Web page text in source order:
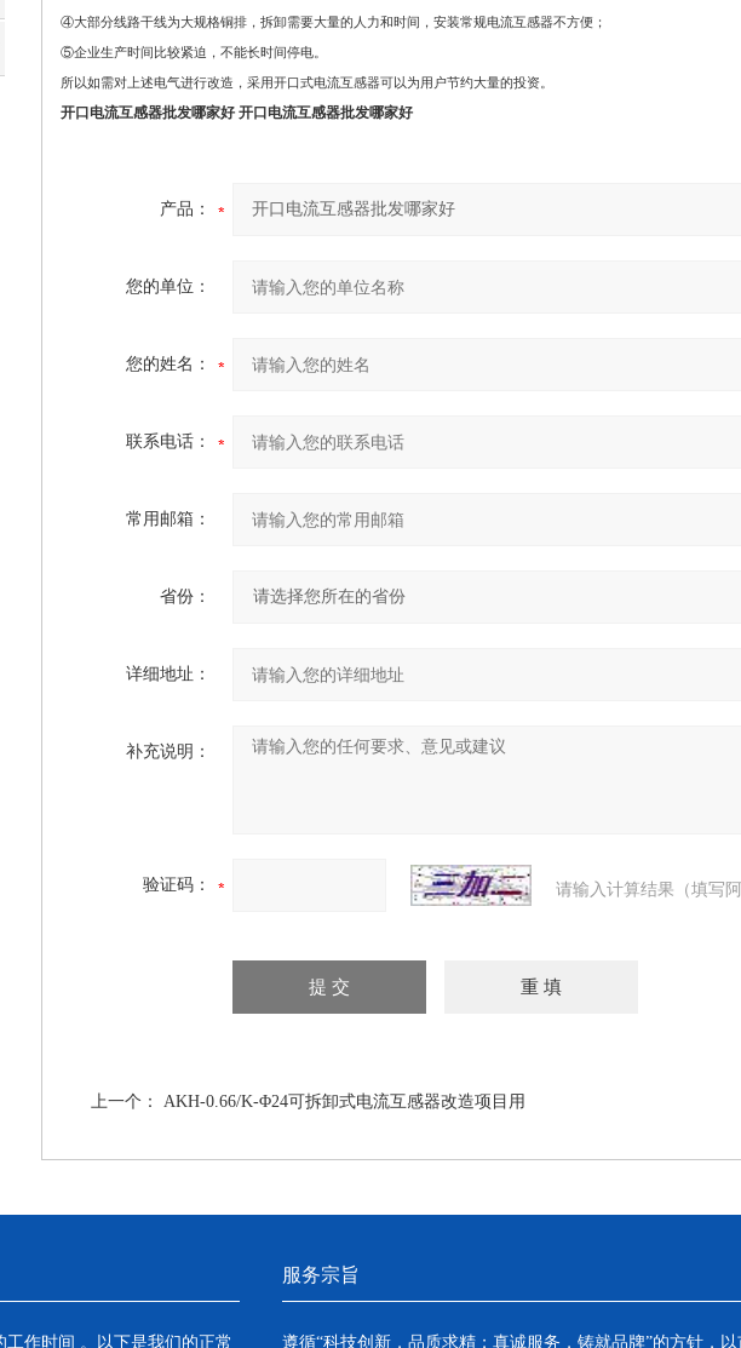
④大部分线路干线为大规格铜排，拆卸需要大量的人力和时间，安装常规电流互感器不方便；
⑤企业生产时间比较紧迫，不能长时间停电。
所以如需对上述电气进行改造，采用开口式电流互感器可以为用户节约大量的投资。
开口电流互感器批发哪家好 开口电流互感器批发哪家好
产品：
您的单位：
您的姓名：
联系电话：
常用邮箱：
省份：
详细地址：
补充说明：
验证码： 请输入计算结果（填写
上一个： AKH-0.66/K-Φ24可拆卸式电流互感器改造项目用
作时间 。以下是我们的正常
服务宗旨
遵循“科技创新，品质求精；真诚服务，铸就品牌”的方针，以